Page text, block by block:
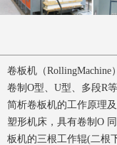
卷板机（
卷制O型、U型、多段R
简析卷板机的工作原理
塑形机床，具有卷制O
板机的三根工作辊(二根